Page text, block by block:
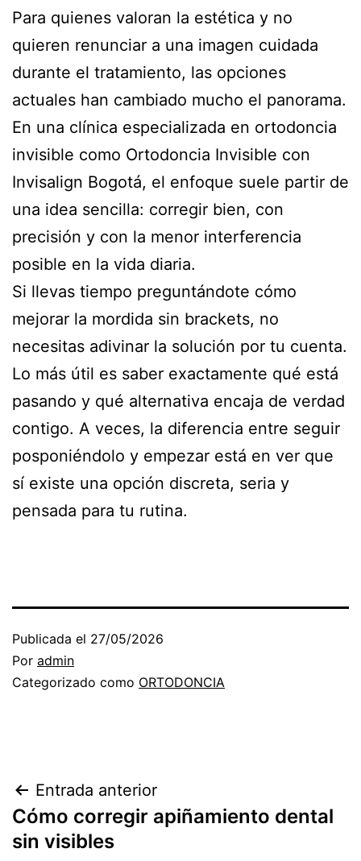
Para quienes valoran la estética y no
quieren renunciar a una imagen cuidada
durante el tratamiento, las opciones
actuales han cambiado mucho el panorama.
En una clínica especializada en ortodoncia
invisible como Ortodoncia Invisible con
Invisalign Bogotá, el enfoque suele partir de
una idea sencilla: corregir bien, con
precisión y con la menor interferencia
posible en la vida diaria.
Si llevas tiempo preguntándote cómo
mejorar la mordida sin brackets, no
necesitas adivinar la solución por tu cuenta.
Lo más útil es saber exactamente qué está
pasando y qué alternativa encaja de verdad
contigo. A veces, la diferencia entre seguir
posponiéndolo y empezar está en ver que
sí existe una opción discreta, seria y
pensada para tu rutina.
Publicada el 27/05/2026
Por admin
Categorizado como ORTODONCIA
Navegación
de
Entrada anterior
Cómo corregir apiñamiento dental
sin visibles